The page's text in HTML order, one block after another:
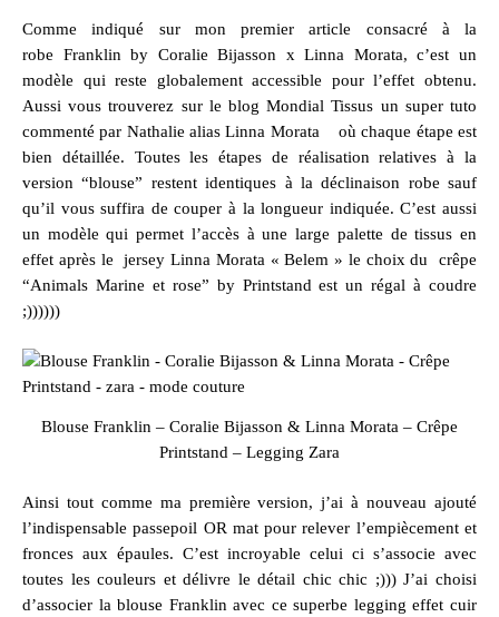
Comme indiqué sur mon premier article consacré à la
robe Franklin by Coralie Bijasson x Linna Morata, c’est un
modèle qui reste globalement accessible pour l’effet obtenu.
Aussi vous trouverez sur le blog Mondial Tissus un super tuto
commenté par Nathalie alias Linna Morata
où chaque étape est
bien détaillée. Toutes les étapes de réalisation relatives à la
version “blouse” restent identiques à la déclinaison robe sauf
qu’il vous suffira de couper à la longueur indiquée. C’est aussi
un modèle qui permet l’accès à une large palette de tissus en
effet après lejersey Linna Morata « Belem » le choix ducrêpe
“Animals Marine et rose” by Printstand est un régal à coudre
;))))))
Blouse Franklin – Coralie Bijasson & Linna Morata – Crêpe
Printstand – Legging Zara
Ainsi tout comme ma première version, j’ai à nouveau ajouté
l’indispensable passepoil OR mat pour relever l’empiècement et
fronces aux épaules. C’est incroyable celui ci s’associe avec
toutes les couleurs et délivre le détail chic chic ;))) J’ai choisi
d’associer la blouse Franklin avec ce superbe legging effet cuir